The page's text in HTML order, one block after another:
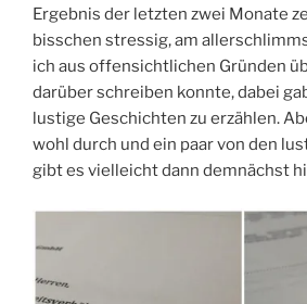
Ergebnis der letzten zwei Monate
bisschen stressig, am
ich aus offensichtlichen Gründen
darüber schreiben konnte, dabei
lustige Geschichten zu erzählen.
wohl durch und ein paar von den
gibt es vielleicht dann demnächst